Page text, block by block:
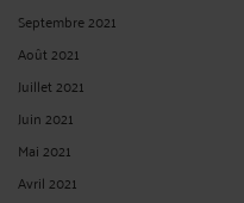
Septembre 2021
Août 2021
Juillet 2021
Juin 2021
Mai 2021
Avril 2021